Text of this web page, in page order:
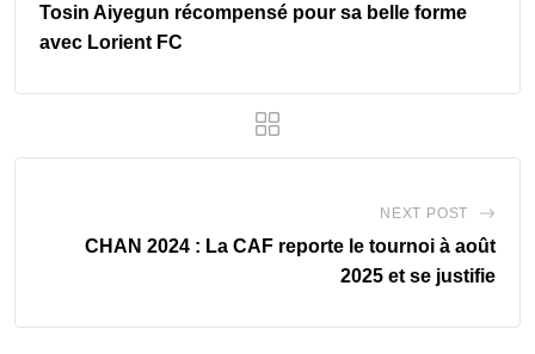
Tosin Aiyegun récompensé pour sa belle forme
avec Lorient FC
NEXT POST
CHAN 2024 : La CAF reporte le tournoi à août
2025 et se justifie